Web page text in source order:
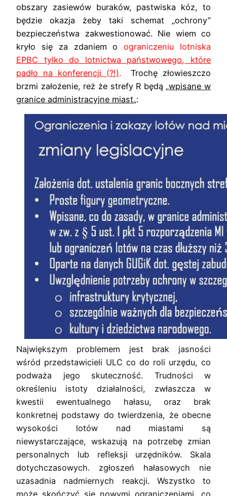
obszary zasiewów buraków, pastwiska kóz, to
będzie okazja żeby taki schemat „ochrony”
bezpieczeństwa zakwestionować. Nie wiem co
kryło się za zdaniem oograniczeniu lotniska
EPBC tylko do lotnictwa państwowego, które
padło na konferencji (?!).Trochę złowieszczo
brzmi założenie, reż że strefy R będą „wpisane w
granice administracyjne miast„:
Największym problemem jest brak jasności
wśród przedstawicieli ULC co do roli urzędu, co
podważa jego skuteczność. Trudności w
określeniu istoty działalności, zwłaszcza w
kwestii ewentualnego hałasu, oraz brak
konkretnej podstawy do twierdzenia, że obecne
wysokości lotów nad miastami są
niewystarczające, wskazują na potrzebę zmian
personalnych lub refleksji urzędników. Skala
dotychczasowych. zgłoszeń hałasowych nie
uzasadnia nadmiernych reakcji. Wszystko to